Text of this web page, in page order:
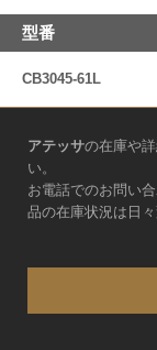
型番
CB3045-61L
アテッサの在庫や
い。
お電話でのお問い
品の在庫状況は日